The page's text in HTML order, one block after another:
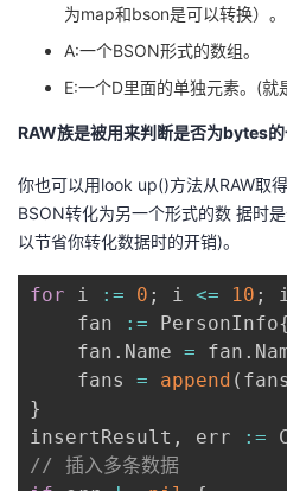
为map和bson是可以转换）。
A:一个BSON形式的数组。
E:一个D里面的单独元素。(就
RAW族是被用来判断是否为bytes的
你也可以用look up()方法从RAW取
BSON转化为另一个形式的数 据时
以节省你转化数据时的开销)。
for i := 0 ; i <= 10 ;
	fan
:= PersonInfo{
	fan
. Name = fan .
	fans
= append ( fans
}
insertResult , err :=
// 插入多条数据